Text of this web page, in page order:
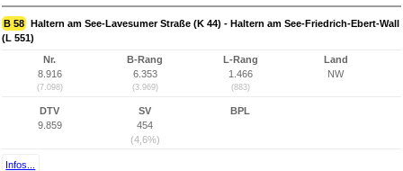
B 58 Haltern am See-Lavesumer Straße (K 44) - Haltern am See-Friedrich-Ebert-Wall
(L 551)
Nr.
8.916
(7.098)
B-Rang
6.353
(3.969)
L-Rang
1.466
(883)
Land
NW
DTV
9.859
SV
454
(4,6%)
BPL
Infos...